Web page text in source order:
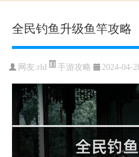
全民钓鱼升级鱼竿攻略
网友:rld 手游攻略 2024-04-